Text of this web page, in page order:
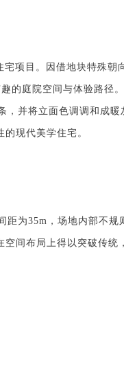
宅项目。因借地块特殊朝
的庭院空间与体验路径
，并将立面色调调和成暖
现代美学住宅。
距为35m，场地内部不规
间布局上得以突破传统